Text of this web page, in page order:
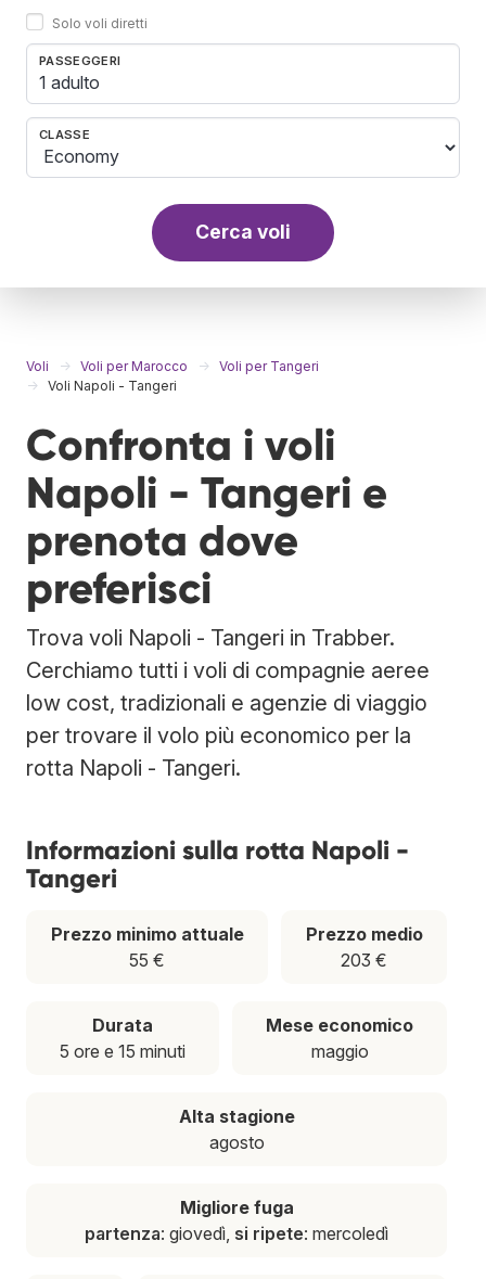
Solo voli diretti
PASSEGGERI
1 adulto
CLASSE
Cerca voli
Voli Voli per Marocco
Voli per Tangeri
Voli Napoli - Tangeri
Confronta i voli
Napoli - Tangeri e
prenota dove
preferisci
Trova voli Napoli - Tangeri in Trabber.
Cerchiamo tutti i voli di compagnie aeree
low cost, tradizionali e agenzie di viaggio
per trovare il volo più economico per la
rotta Napoli - Tangeri.
Informazioni sulla rotta Napoli -
Tangeri
Prezzo minimo attuale
55 €
Prezzo medio
203 €
Durata
5 ore e 15 minuti
Mese economico
maggio
Alta stagione
agosto
Migliore fuga
partenza: giovedì, si ripete: mercoledì